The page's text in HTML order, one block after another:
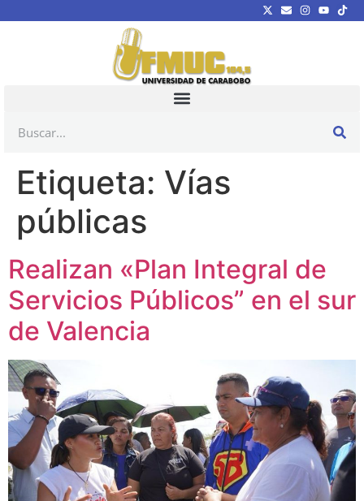
Etiqueta: Vías
públicas
Realizan «Plan Integral de
Servicios Públicos” en el sur
de Valencia